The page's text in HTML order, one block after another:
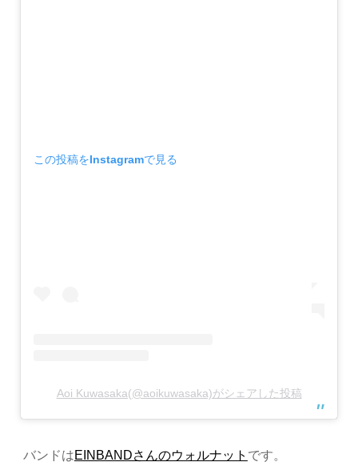
この投稿をInstagramで見る
Aoi Kuwasaka(@aoikuwasaka)がシェアした投稿
バンドはEINBANDさんのウォルナット です。